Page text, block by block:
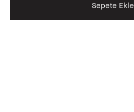
Sepete Ekle